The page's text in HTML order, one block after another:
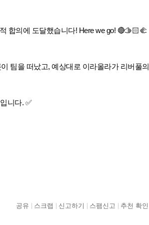
합의에 도달했습니다! Here we go! 🔴🫱🏻‍🫲
팀을 떠났고, 예상대로 이라올라가 리버풀의
니다. ✅
공유 스크랩 신고하기 스팸신고 추천 확인